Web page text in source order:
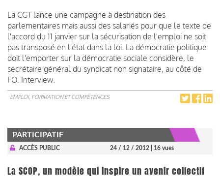
La CGT lance une campagne à destination des
parlementaires mais aussi des salariés pour que le texte de
l'accord du 11 janvier sur la sécurisation de l'emploi ne soit
pas transposé en l'état dans la loi. La démocratie politique
doit l'emporter sur la démocratie sociale considère, le
secrétaire général du syndicat non signataire, au côté de
FO. Interview.
EMPLOI, FORMATION ET COMPÉTENCES
PARTICIPATIF
ACCÈS PUBLIC 24 / 12 / 2012 | 16 vues
La SCOP, un modèle qui inspire un avenir collectif